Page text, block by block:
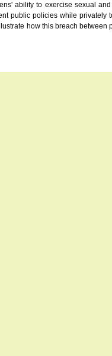
ability to exercise sexual
public policies while
how this breach